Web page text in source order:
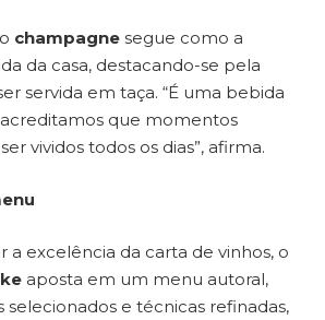
champagne segue como a
da casa, destacando-se pela
servida em taça. “É uma bebida
que momentos
vividos todos os dias”, afirma.
a excelência da carta de vinhos, o
aposta em um menu autoral,
e técnicas refinadas,